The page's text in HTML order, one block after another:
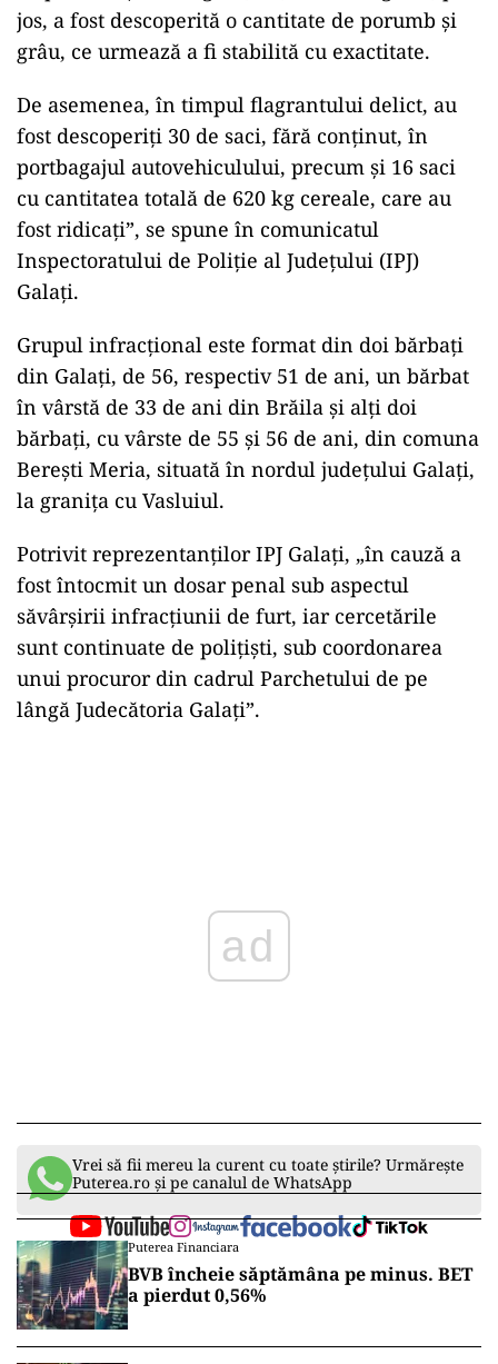
percheziție domiciliară, în municipiul Galați, la
locuința unui bărbat care ar avea funcția de șef
districte.
În urma percheziției, au fost descoperiți 5 saci
cu grâu, 2 butoaie, unul din lemn și unul de
tablă, ce conțineau porumb și grâu amestec, 3
saci mari, fiecare având greutatea aproximativă
de 800 de kg, cu grâu, 28 de saci, dintre care 15
jos, a fost descoperită o cantitate de porumb și
grâu, ce urmează a fi stabilită cu exactitate.
De asemenea, în timpul flagrantului delict, au
fost descoperiți 30 de saci, fără conținut, în
portbagajul autovehiculului, precum și 16 saci
fost ridicați”, se spune în comunicatul
Inspectoratului de Poliție al Județului (IPJ)
Galați.
Grupul infracțional este format din doi bărbați
din Galați, de 56, respectiv 51 de ani, un bărbat
fost întocmit un dosar penal sub aspectul
săvârșirii infracțiunii de furt, iar cercetările
sunt continuate de polițiști, sub coordonarea
ad